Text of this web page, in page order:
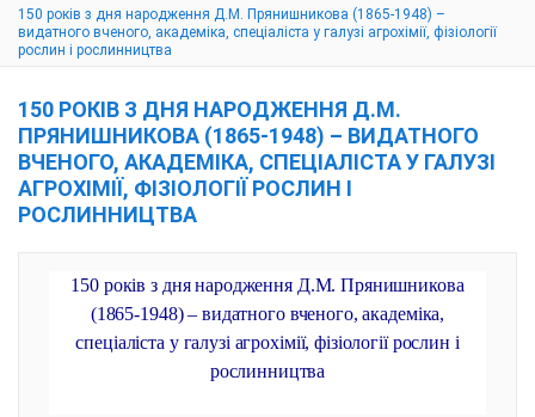
150 років з дня народження Д.М. Прянишникова (1865-1948) –
видатного вченого, академіка, спеціаліста у галузі агрохімії, фізіології
рослин і рослинництва
150 РОКІВ З ДНЯ НАРОДЖЕННЯ Д.М.
ПРЯНИШНИКОВА (1865-1948) – ВИДАТНОГО
ВЧЕНОГО, АКАДЕМІКА, СПЕЦІАЛІСТА У ГАЛУЗІ
АГРОХІМІЇ, ФІЗІОЛОГІЇ РОСЛИН І
РОСЛИННИЦТВА
150 років з дня народження Д.М. Прянишникова
(1865-1948) – видатного вченого, академіка,
спеціаліста у галузі агрохімії, фізіології рослин і
рослинництва